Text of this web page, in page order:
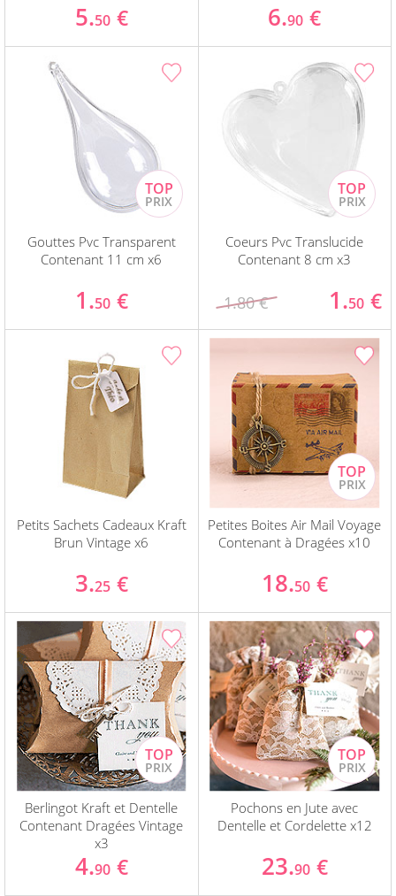
5.50 € 6.90 €
Gouttes Pvc Transparent
Contenant 11 cm x6
1.50 €
Coeurs Pvc Translucide
Contenant 8 cm x3
1.80 € 1.50 €
Petits Sachets Cadeaux Kraft
Brun Vintage x6
3.25 €
Petites Boites Air Mail Voyage
Contenant à Dragées x10
18.50 €
Berlingot Kraft et Dentelle
Contenant Dragées Vintage
x3
4.90 €
Pochons en Jute avec
Dentelle et Cordelette x12
23.90 €